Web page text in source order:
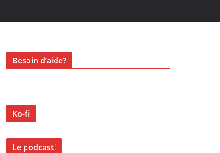
Besoin d’aide?
Ko-fi
Le podcast!